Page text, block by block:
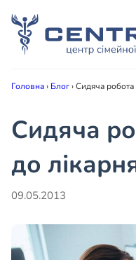
Головна› Блог›Сидяча робота
Сидяча
до
09.05.2013